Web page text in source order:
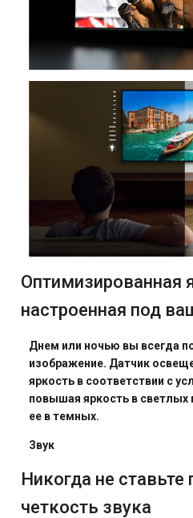
Оптимизированная
настроенная под
Днем или ночью вы всегда
изображение. Датчик
яркость в соответствии с
повышая яркость в
ее в темных.
Звук
Никогда не ставьте
четкость звука